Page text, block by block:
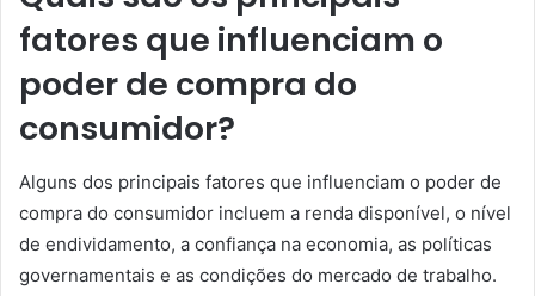
fatores que influenciam o
poder de compra do
consumidor?
Alguns dos principais fatores que influenciam o poder de
compra do consumidor incluem a renda disponível, o nível
de endividamento, a confiança na economia, as políticas
governamentais e as condições do mercado de trabalho.